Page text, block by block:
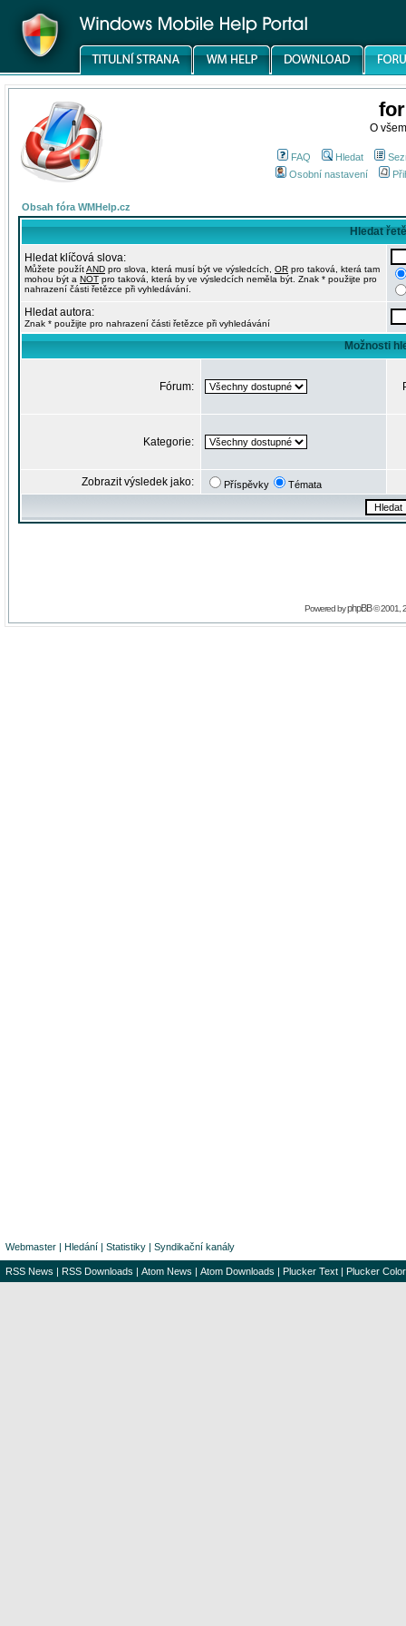
O
FAQ Hledat
Osobní nastavení
Obsah fóra WMHelp.cz
Hledat
Hledat klíčová slova:
Můžete použítAND pro slova, která musí být ve výsledcích, OR pro taková, která tam
mohou být a NOT pro taková, která by ve výsledcích neměla být. Znak * použijte pro
nahrazení části řetězce při vyhledávání.
Hledat autora:
Znak * použijte pro nahrazení části řetězce při vyhledávání
Možnosti
Fórum:
Kategorie:
Zobrazit výsledek jako: Příspěvky Témata
Powered byphpBB© 2001,
Webmaster | Hledání | Statistiky | Syndikační kanály
RSS News | RSS Downloads | Atom News | Atom Downloads | Plucker Text | Plucker Color